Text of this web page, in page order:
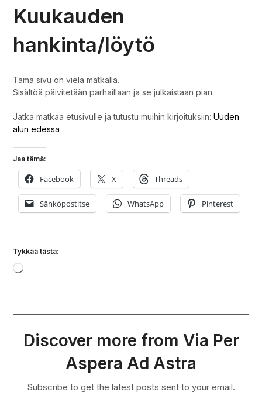
Kuukauden
hankinta/löytö
Tämä sivu on vielä matkalla.
Sisältöä päivitetään parhaillaan ja se julkaistaan pian.
Jatka matkaa etusivulle ja tutustu muihin kirjoituksiin:Uuden
alun edessä
Jaa tämä:
Facebook X Threads
Sähköpostitse WhatsApp Pinterest
Tykkää tästä:
Loading…
Discover more from Via Per
Aspera Ad Astra
Subscribe to get the latest posts sent to your email.